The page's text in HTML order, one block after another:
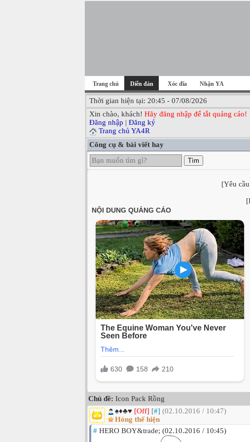
Trang chủ Diễn đàn Xóc đĩa Nhận YA
Thời gian hiện tại: 20:45 - 07/08/2026
Xin chào, khách! Hãy đăng nhập để tắt quảng cáo!
Đăng nhập | Đăng ký
Trang chủ YA4R
Công cụ & bài viết hay
Tìm
[Yêu
Chủ đề: Icon Pack Rồng
♠♦♣♥ [Off] [#] (02.10.2016 / 10:47)
Hóng thể hiện
# HERO BOY&trade; (02.10.2016 / 10:45)